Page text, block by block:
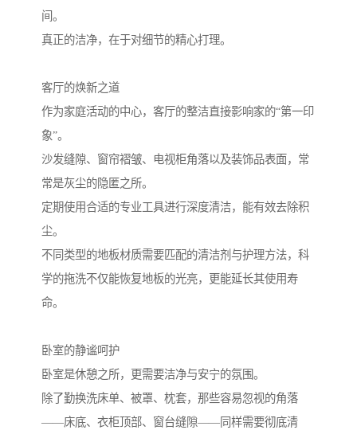
间。
真正的洁净，在于对细节的精心打理。
客厅的焕新之道
作为家庭活动的中心，客厅的整洁直接影响家的“第一印
象”。
沙发缝隙、窗帘褶皱、电视柜角落以及装饰品表面，常
常是灰尘的隐匿之所。
定期使用合适的专业工具进行深度清洁，能有效去除积
尘。
不同类型的地板材质需要匹配的清洁剂与护理方法，科
学的拖洗不仅能恢复地板的光亮，更能延长其使用寿
命。
卧室的静谧呵护
卧室是休憩之所，更需要洁净与安宁的氛围。
除了勤换洗床单、被罩、枕套，那些容易忽视的角落
——床底、衣柜顶部、窗台缝隙——同样需要彻底清